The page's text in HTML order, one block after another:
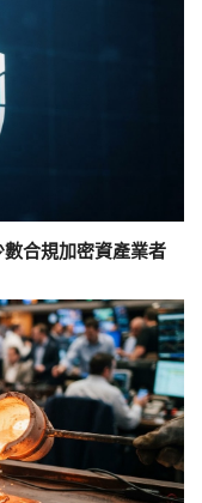
合規加密資產業者